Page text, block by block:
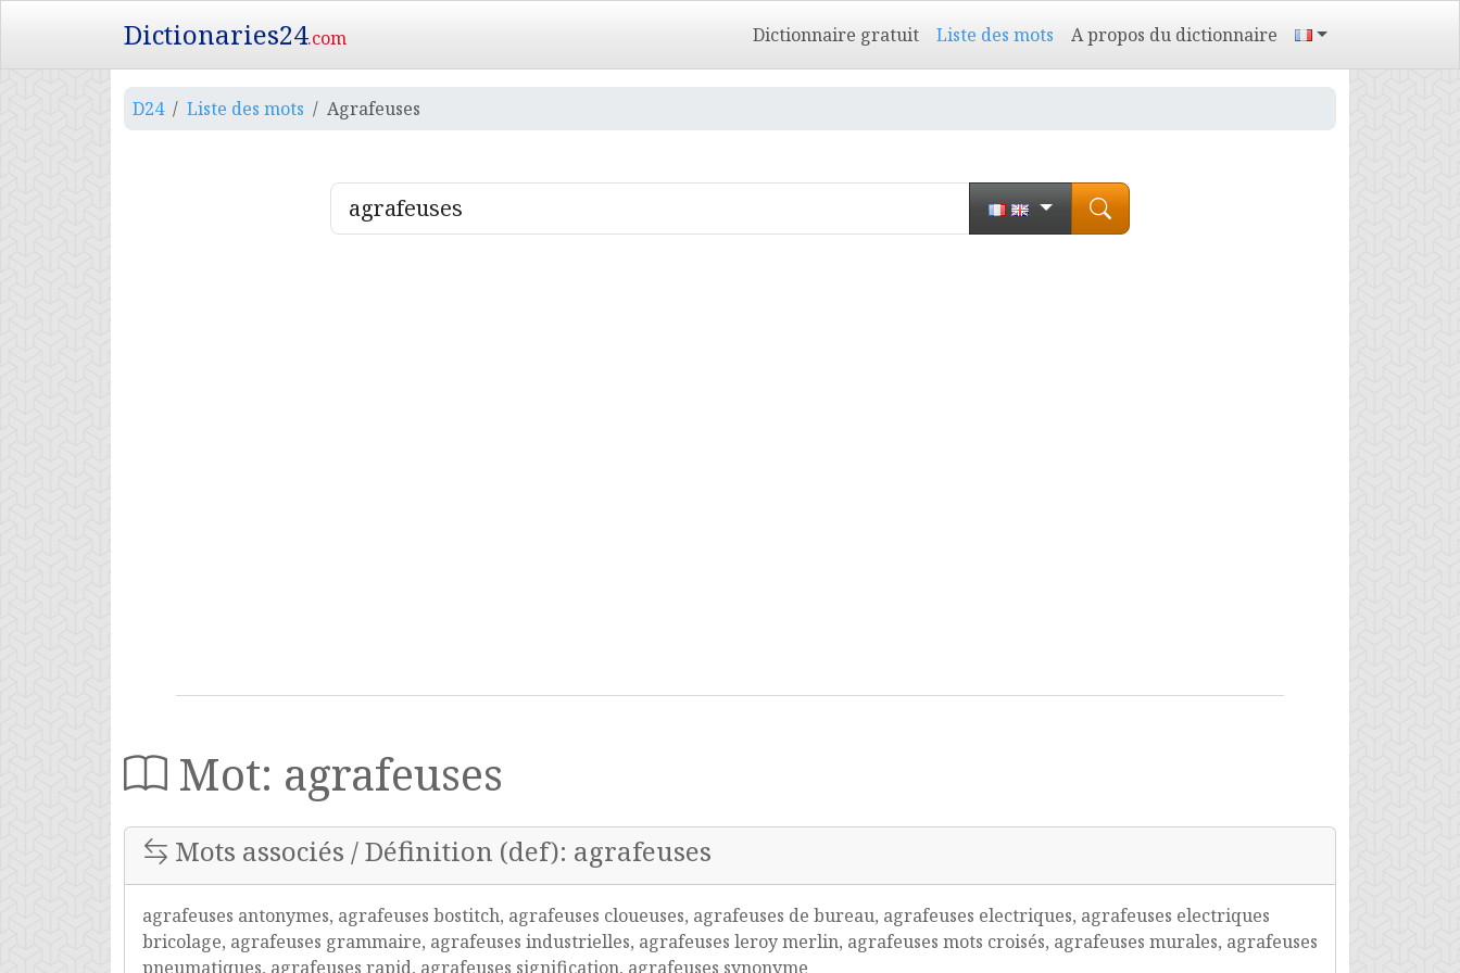
Dictionaries24.com Dictionnaire gratuit Liste des mots A propos du dictionnaire
D24 Liste des mots Agrafeuses
Mot: agrafeuses
Mots associés / Définition (def): agrafeuses
agrafeuses antonymes, agrafeuses bostitch, agrafeuses cloueuses, agrafeuses de bureau, agrafeuses electriques, agrafeuses electriques
bricolage, agrafeuses grammaire, agrafeuses industrielles, agrafeuses leroy merlin, agrafeuses mots croisés, agrafeuses murales, agrafeuses
pneumatiques, agrafeuses rapid, agrafeuses signification, agrafeuses synonyme